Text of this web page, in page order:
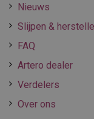
Nieuws
Slijpen &
FAQ
Artero dealer
Verdelers
Over ons